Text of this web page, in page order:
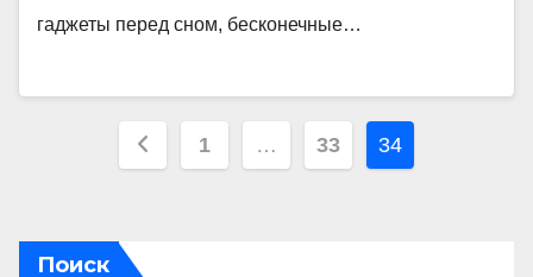
гаджеты перед сном, бесконечные…
Пагинация
1 … 33 34
Поиск